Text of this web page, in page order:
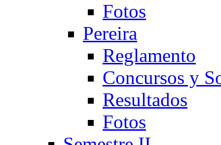
Fotos
Pereira
Reglamento
Concursos y
Resultados
Fotos